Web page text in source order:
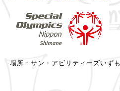
場所：サン・アビリティーズいずも